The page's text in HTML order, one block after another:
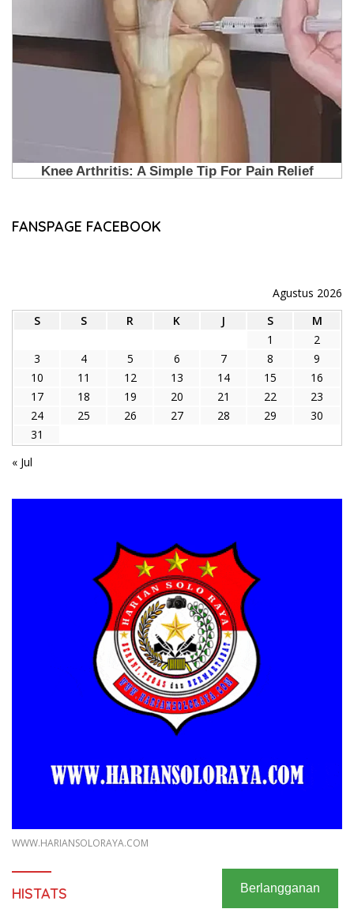
FANSPAGE FACEBOOK
Agustus 2026
S
S R K J S
M
1
2
3
4 5 6 7 8
9
10
11 12 13 14 15
16
17
18 19 20 21 22
23
24
25 26 27 28 29
30
31
« Jul
WWW.HARIANSOLORAYA.COM
HISTATS Berlangganan